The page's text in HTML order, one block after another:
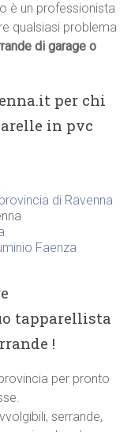
è un professionista
qualsiasi problema
di garage o
per chi
in pvc
di Ravenna
Faenza
tapparellista
!
per pronto
serrande,